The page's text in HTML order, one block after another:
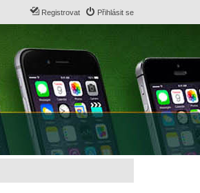
Přihlásit se
Registrovat